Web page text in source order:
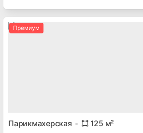
Премиум
Парикмахерская 125 м²